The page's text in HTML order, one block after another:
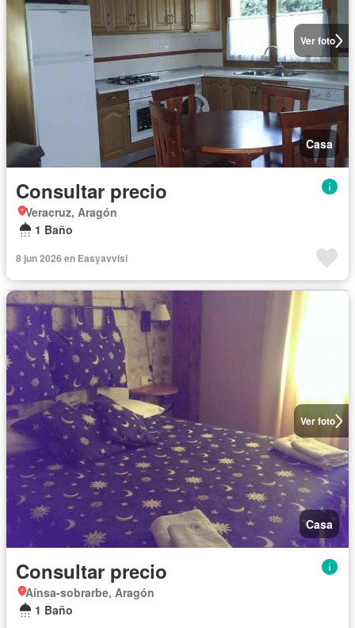
Ver foto
Casa
Consultar precio
Veracruz, Aragón
1 Baño
8 jun 2026 en Easyavvisi
Ver foto
Casa
Consultar precio
Aínsa-sobrarbe, Aragón
1 Baño